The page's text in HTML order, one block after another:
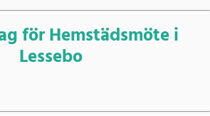
för Hemstädsmöte i
Lessebo